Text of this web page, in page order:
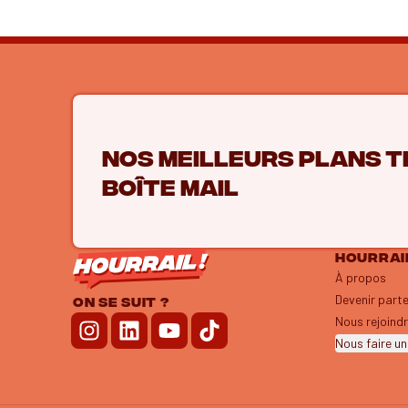
Nos meilleurs plans
boîte mail
ON SE SUIT ?
À propos
Devenir
Nous
Nous faire